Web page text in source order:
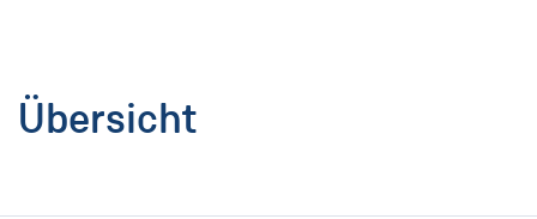
Übersicht